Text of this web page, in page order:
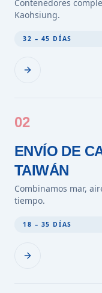
Contenedores
Kaohsiung.
32 – 45 DÍAS
02
ENVÍO DE
TAIWÁN
Combinamos mar,
tiempo.
18 – 35 DÍAS